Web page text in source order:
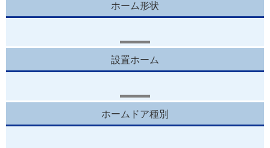
ホーム形状
設置ホーム
ホームドア種別